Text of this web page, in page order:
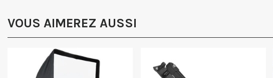
VOUS AIMEREZ AUSSI